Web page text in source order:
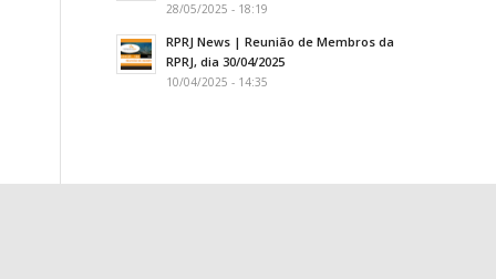
28/05/2025 - 18:19
RPRJ News | Reunião de Membros da
RPRJ, dia 30/04/2025
10/04/2025 - 14:35